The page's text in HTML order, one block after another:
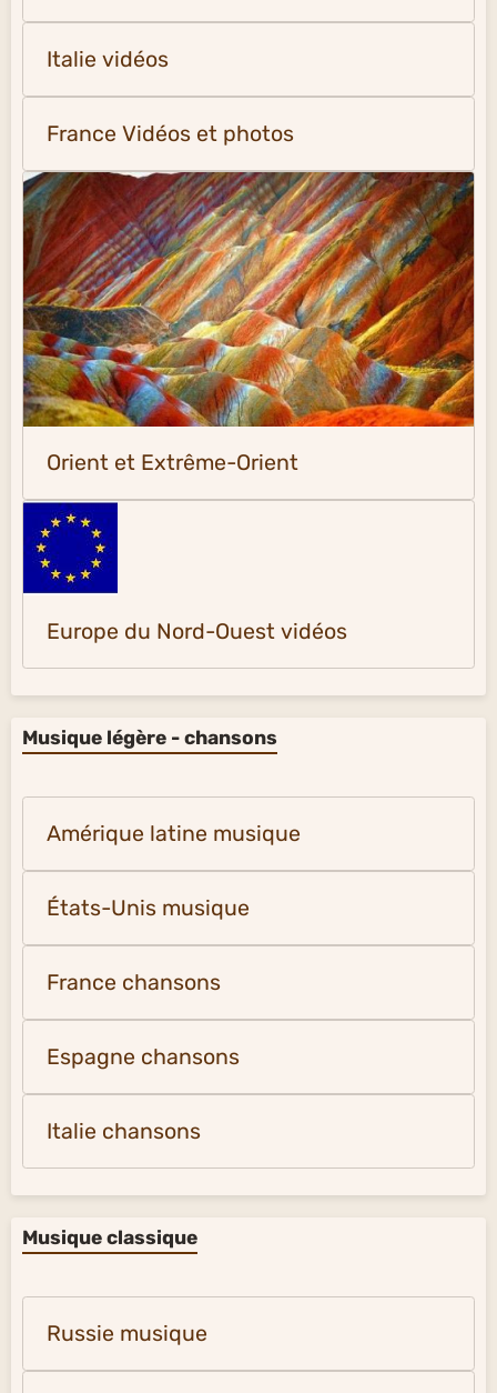
Italie vidéos
France Vidéos et photos
Orient et Extrême-Orient
Europe du Nord-Ouest vidéos
Musique légère - chansons
Amérique latine musique
États-Unis musique
France chansons
Espagne chansons
Italie chansons
Musique classique
Russie musique